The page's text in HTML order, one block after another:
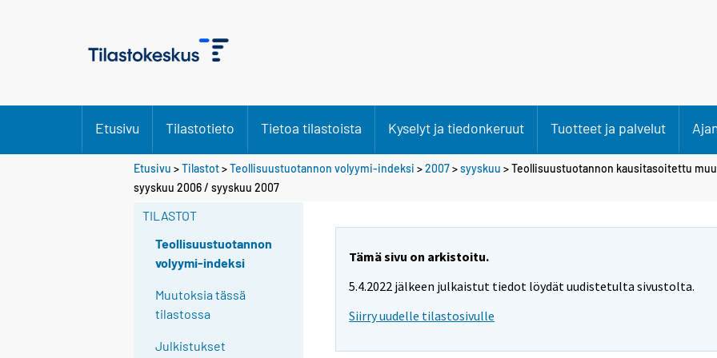
Etusivu Tilastotieto Tietoa tilastoista Kyselyt ja tiedonkeruut Tuotteet ja palvelut
Etusivu >Tilastot>Teollisuustuotannon volyymi-indeksi >2007>syyskuu > Teollisuustuotannon kausitasoitettu
syyskuu 2006 / syyskuu 2007
TILASTOT
Teollisuustuotannon
volyymi-indeksi
Muutoksia tässä
tilastossa
Julkistukset
Tämä sivu on arkistoitu.
5.4.2022 jälkeen julkaistut tiedot löydät uudistetulta sivustolta.
Siirry uudelle tilastosivulle